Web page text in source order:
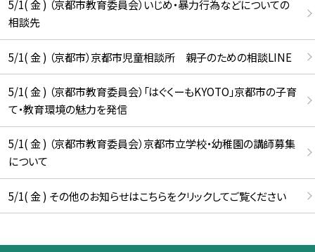
5/1( 金 ) （京都市教育委員会）いじめ・暴力行為などについての
相談先
5/1( 金 ) （京都市）京都市児童相談所 親子のための相談LINE
5/1( 金 ) （京都市教育委員会）「はぐくーもKYOTO」京都市の子育
て・教育環境の魅力を発信
5/1( 金 ) （京都市教育委員会）京都市立学校・幼稚園の講師募集
について
5/1( 金 ) その他のお知らせはこちらをクリックしてご覧ください